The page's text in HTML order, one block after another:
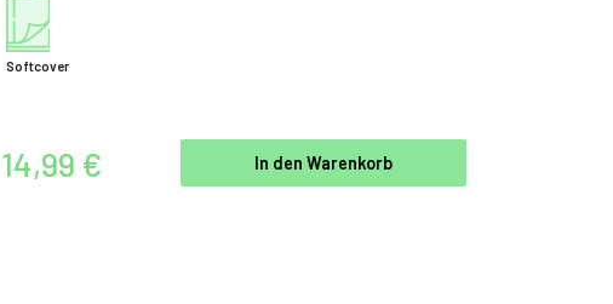
Softcover
14,99 € In den Warenkorb